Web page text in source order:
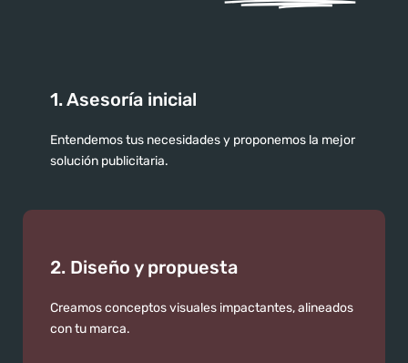
1. Asesoría inicial
Entendemos tus necesidades y proponemos la mejor
solución publicitaria.
2. Diseño y propuesta
Creamos conceptos visuales impactantes, alineados
con tu marca.